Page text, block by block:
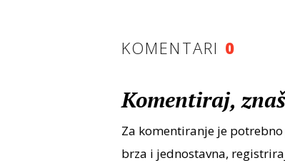
KOMENTARI 0
Komentiraj,
Za komentiranje je
brza i jednostavna,